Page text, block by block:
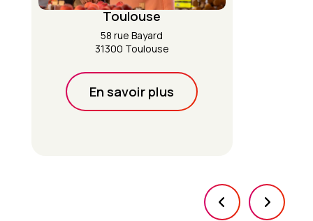
Toulouse
58 rue Bayard
31300 Toulouse
En savoir plus